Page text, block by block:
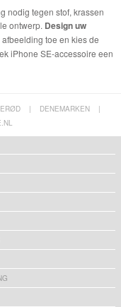
nodig tegen stof, krassen
ontwerp. Design uw
toe en kies de
iPhone SE-accessoire een
| DENEMARKEN
|